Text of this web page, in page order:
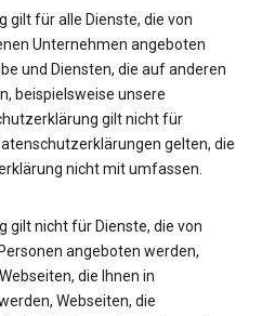
gilt für alle Dienste, die von
Unternehmen angeboten
und Diensten, die auf anderen
beispielsweise unsere
gilt nicht für
gelten, die
nicht mit umfassen.
gilt nicht für Dienste, die von
angeboten werden,
die Ihnen in
Webseiten, die